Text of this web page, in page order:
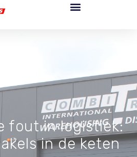
fout in logistiek:
in de keten